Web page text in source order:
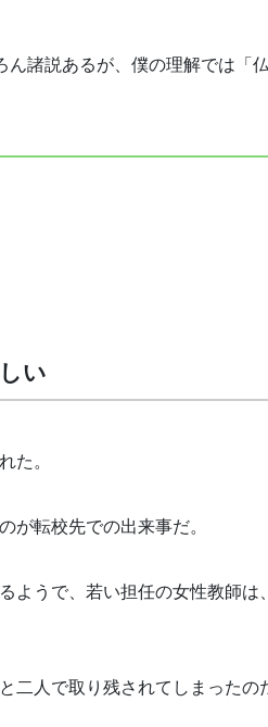
諸説あるが、僕の理解では「
い
た。
が転校先での出来事だ。
ようで、若い担任の女性教師
人で取り残されてしまったの